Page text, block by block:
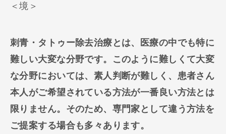
＜境＞
刺青・タトゥー除去治療とは、医療の中でも特に
難しい大変な分野です。このように難しくて大変
な分野においては、素人判断が難しく、患者さん
本人がご希望されている方法が一番良い方法とは
限りません。そのため、専門家として違う方法を
ご提案する場合も多々あります。